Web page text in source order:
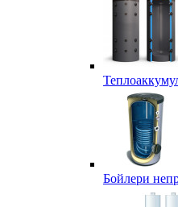
Бойлери